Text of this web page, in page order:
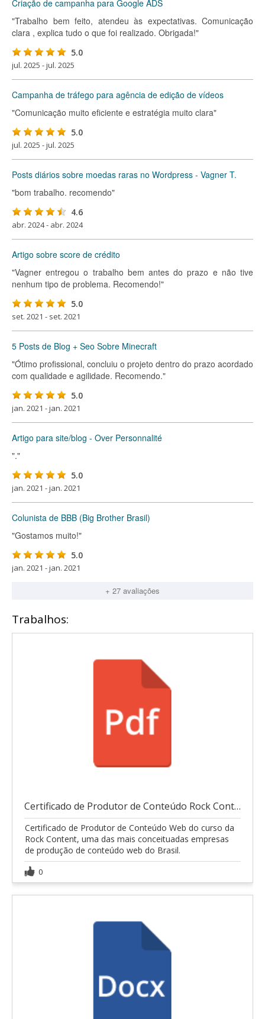
Criação de campanha para Google ADS
"Trabalho bem feito, atendeu às expectativas. Comunicação
clara , explica tudo o que foi realizado. Obrigada!"
5.0
jul. 2025 - jul. 2025
Campanha de tráfego para agência de edição de vídeos
"Comunicação muito eficiente e estratégia muito clara"
5.0
jul. 2025 - jul. 2025
Posts diários sobre moedas raras no Wordpress - Vagner T.
"bom trabalho. recomendo"
4.6
abr. 2024 - abr. 2024
Artigo sobre score de crédito
"Vagner entregou o trabalho bem antes do prazo e não tive
nenhum tipo de problema. Recomendo!"
5.0
set. 2021 - set. 2021
5 Posts de Blog + Seo Sobre Minecraft
"Ótimo profissional, concluiu o projeto dentro do prazo acordado
com qualidade e agilidade. Recomendo."
5.0
jan. 2021 - jan. 2021
Artigo para site/blog - Over Personnalité
"."
5.0
jan. 2021 - jan. 2021
Colunista de BBB (Big Brother Brasil)
"Gostamos muito!"
5.0
jan. 2021 - jan. 2021
+ 27 avaliações
Trabalhos:
Certificado de Produtor de Conteúdo Rock Content
Certificado de Produtor de Conteúdo Web do curso da
Rock Content, uma das mais conceituadas empresas
de produção de conteúdo web do Brasil.
0